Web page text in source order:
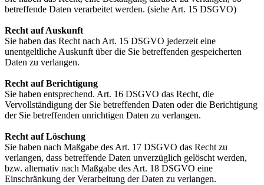
betreffende Daten verarbeitet werden. (siehe Art. 15 DSGVO)
Recht auf Auskunft
Sie haben das Recht nach Art. 15 DSGVO jederzeit eine
unentgeltliche Auskunft über die Sie betreffenden gespeicherten
Daten zu verlangen.
Recht auf Berichtigung
Sie haben entsprechend. Art. 16 DSGVO das Recht, die
Vervollständigung der Sie betreffenden Daten oder die Berichtigung
der Sie betreffenden unrichtigen Daten zu verlangen.
Recht auf Löschung
Sie haben nach Maßgabe des Art. 17 DSGVO das Recht zu
verlangen, dass betreffende Daten unverzüglich gelöscht werden,
bzw. alternativ nach Maßgabe des Art. 18 DSGVO eine
Einschränkung der Verarbeitung der Daten zu verlangen.